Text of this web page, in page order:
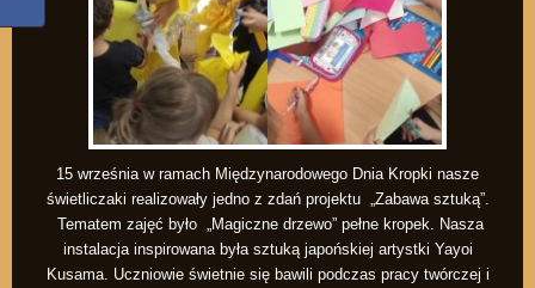
15 września w ramach Międzynarodowego Dnia Kropki nasze
świetliczaki realizowały jedno z zdań projektu „Zabawa sztuką”.
Tematem zajęć było „Magiczne drzewo” pełne kropek. Nasza
instalacja inspirowana była sztuką japońskiej artystki Yayoi
Kusama. Uczniowie świetnie się bawili podczas pracy twórczej i